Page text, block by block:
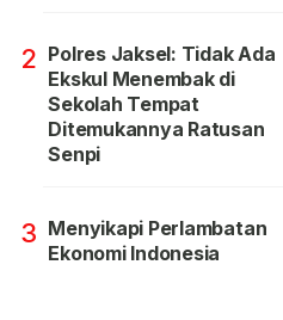
2 Polres Jaksel: Tidak Ada
Ekskul Menembak di
Sekolah Tempat
Ditemukannya Ratusan
Senpi
3 Menyikapi Perlambatan
Ekonomi Indonesia